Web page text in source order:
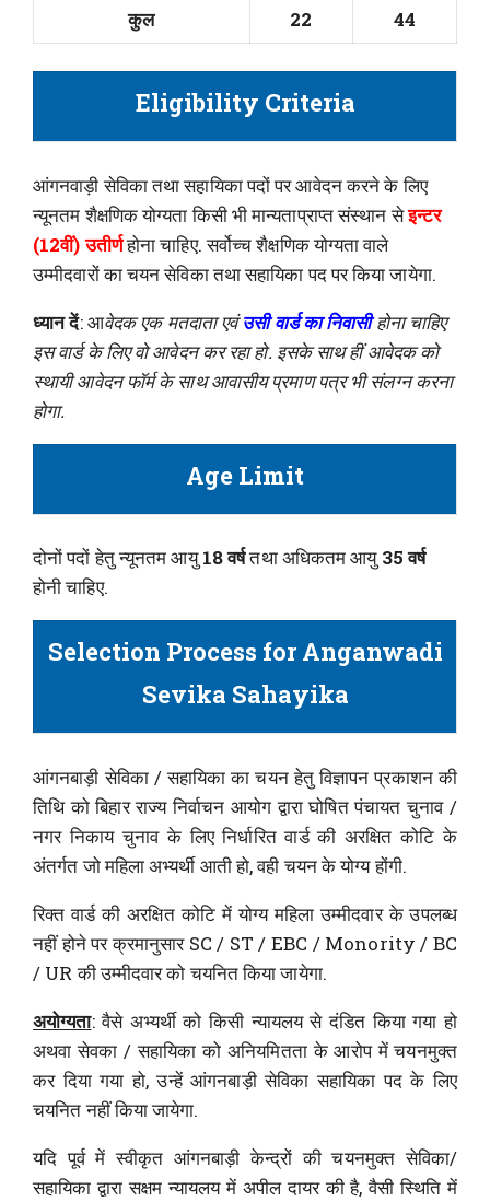
कुल 22 44
Eligibility Criteria
आंगनवाड़ी सेविका तथा सहायिका पदों पर आवेदन करने के लिए
न्यूनतम शैक्षणिक योग्यता किसी भी मान्यताप्राप्त संस्थान सेइन्टर
(12वीं) उतीर्णहोना चाहिए. सर्वोच्च शैक्षणिक योग्यता वाले
उम्मीदवारों का चयन सेविका तथा सहायिका पद पर किया जायेगा.
ध्यान दें: आवेदक एक मतदाता एवंउसी वार्ड का निवासीहोना चाहिए
इस वार्ड के लिए वो आवेदन कर रहा हो. इसके साथ हीं आवेदक को
स्थायी आवेदन फॉर्म के साथ आवासीय प्रमाण पत्र भी संलग्न करना
होगा.
Age Limit
दोनों पदों हेतु न्यूनतम आयु18 वर्षतथा अधिकतम आयु 35 वर्ष
होनी चाहिए.
Selection Process for Anganwadi
Sevika Sahayika
आंगनबाड़ी सेविका / सहायिका का चयन हेतु विज्ञापन प्रकाशन की
तिथि को बिहार राज्य निर्वाचन आयोग द्वारा घोषित पंचायत चुनाव /
नगर निकाय चुनाव के लिए निर्धारित वार्ड की अरक्षित कोटि के
अंतर्गत जो महिला अभ्यर्थी आती हो, वही चयन के योग्य होंगी.
रिक्त वार्ड की अरक्षित कोटि में योग्य महिला उम्मीदवार के उपलब्ध
नहीं होने पर क्रमानुसार SC / ST / EBC / Monority / BC
/ UR की उम्मीदवार को चयनित किया जायेगा.
अयोग्यता: वैसे अभ्यर्थी को किसी न्यायलय से दंडित किया गया हो
अथवा सेवका / सहायिका को अनियमितता के आरोप में चयनमुक्त
कर दिया गया हो, उन्हें आंगनबाड़ी सेविका सहायिका पद के लिए
चयनित नहीं किया जायेगा.
यदि पूर्व में स्वीकृत आंगनबाड़ी केन्द्रों की चयनमुक्त सेविका/
सहायिका द्वारा सक्षम न्यायलय में अपील दायर की है, वैसी स्थिति में